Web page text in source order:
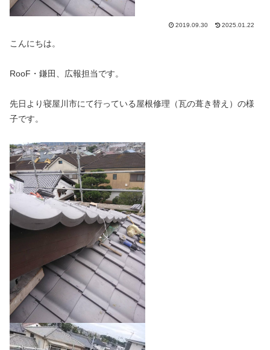
2019.09.30 2025.01.22
こんにちは。
RooF・鎌田、広報担当です。
先日より寝屋川市にて行っている屋根修理（瓦の葺き替え）の様
子です。